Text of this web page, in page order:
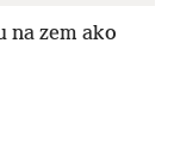
na zem ako